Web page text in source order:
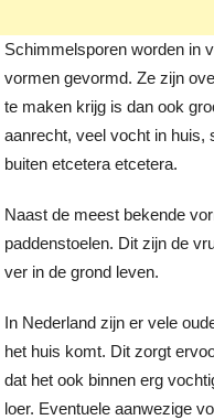
Schimmelsporen worden in
vormen gevormd. Ze zijn
te maken krijg is dan ook
aanrecht, veel vocht in huis,
buiten etcetera etcetera.
Naast de meest bekende
paddenstoelen. Dit zijn de
ver in de grond leven.
In Nederland zijn er vele
het huis komt. Dit zorgt
dat het ook binnen erg
loer. Eventuele aanwezige